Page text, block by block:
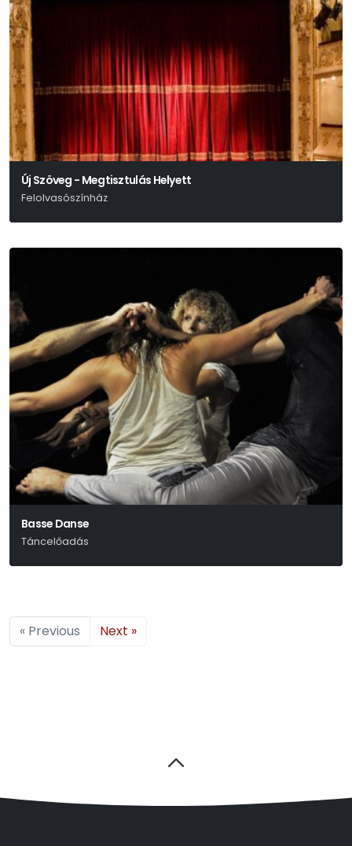
Új Szöveg - Megtisztulás Helyett
Felolvasószínház
Basse Danse
Táncelőadás
« Previous Next »